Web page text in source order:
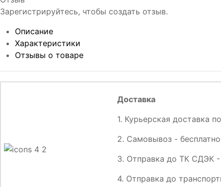
Зарегистрируйтесь, чтобы создать отзыв.
Описание
Характеристики
Отзывы о товаре
Доставка
1. Курьерская доставка
2. Самовывоз - бесплатно
3. Отправка до ТК СДЭК -
4. Отправка до